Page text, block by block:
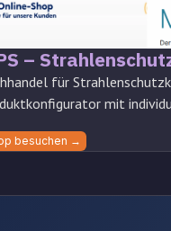
–
für
mit
besuchen →